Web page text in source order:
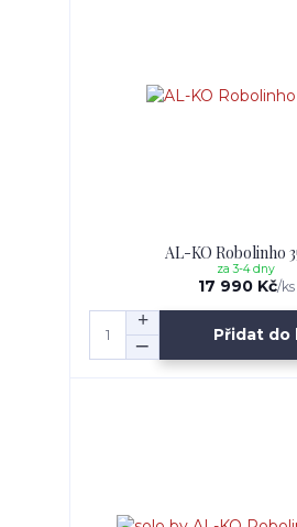
AL-KO Robolinho
17 990 Kč/ks
za 3-4 dny
Přidat do